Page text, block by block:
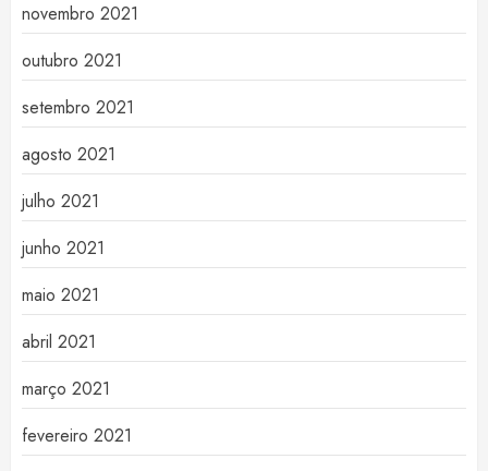
novembro 2021
outubro 2021
setembro 2021
agosto 2021
julho 2021
junho 2021
maio 2021
abril 2021
março 2021
fevereiro 2021